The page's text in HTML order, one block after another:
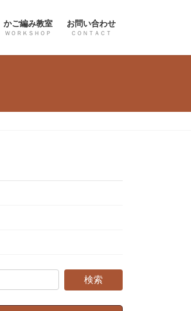
かご編み教室
ＷＯＲＫＳＨＯＰ
お問い合わせ
ＣＯＮＴＡＣＴ